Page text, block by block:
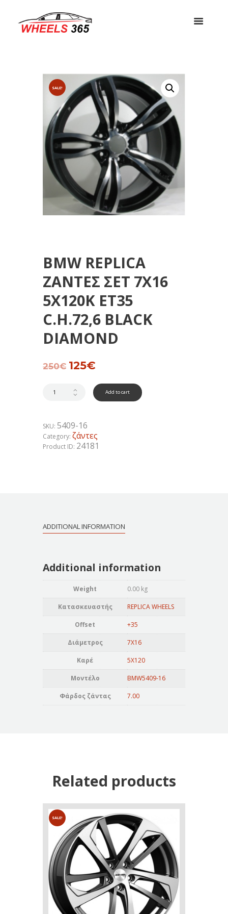
SALE!
BMW REPLICA
ΖΑΝΤΕΣ ΣΕΤ 7Χ16
5Χ120Κ ΕΤ35
C.H.72,6 BLACK
DIAMOND
250€ Original
250€.
125€Current
is:
125€.
Add to cart
SKU: 5409-16
Category: ζάντες
Product ID: 24181
ADDITIONAL INFORMATION
Additional information
Weight 0.00 kg
Κατασκευαστής REPLICA WHEELS
Offset +35
Διάμετρος 7X16
Καρέ 5X120
Μοντέλο BMW5409-16
Φάρδος ζάντας 7.00
Related products
SALE!